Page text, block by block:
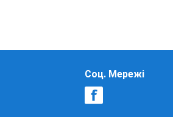
Соц. Мережі